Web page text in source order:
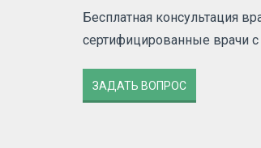
Бесплатная консультация
сертифицированные врачи
ЗАДАТЬ ВОПРОС